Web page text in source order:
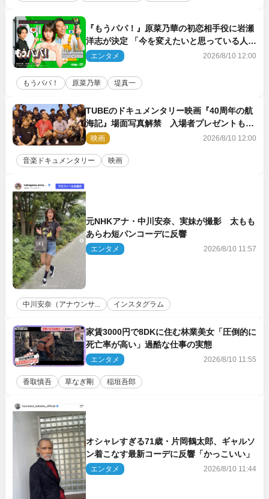
『もうパパ！』原菜乃華の初恋相手役に岩瀬
洋志が決定 「今を変えたいと思っている人の
背中を押してくれる」作品
エンタメ 2026/8/10 12:00
もうパパ！ 原菜乃華 堤真一
TUBEのドキュメンタリー映画『40周年の航
海記』場面写真解禁 入場者プレゼントも決
定映画 2026/8/10 12:00
音楽ドキュメンタリー 映画
元NHKアナ・中川安奈、実妹が撮影 太もも
あらわ短パンコーデに反響
エンタメ 2026/8/10 11:57
中川安奈（アナウンサ... インスタグラム
家賃3000円で8DKに住む林業美女「圧倒的に
死亡率が高い」過酷な仕事の実態
エンタメ 2026/8/10 11:55
香取慎吾 草なぎ剛 稲垣吾郎
オシャレすぎる71歳・片岡鶴太郎、ギャルソ
ン着こなす最新コーデに反響「かっこいい」
エンタメ 2026/8/10 11:44